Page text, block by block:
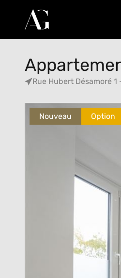
Rue Hubert Désamoré 1
Nouveau Option